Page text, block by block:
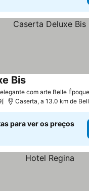
com arte Belle Époque
Bis
Caserta, a 13.0 km de
para ver os preços